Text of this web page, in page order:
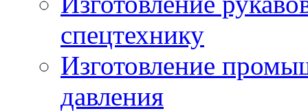
спецтехнику
Изготовление
давления